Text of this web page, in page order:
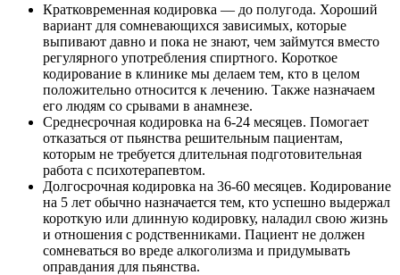
Кратковременная кодировка — до полугода. Хороший
вариант для сомневающихся зависимых, которые
выпивают давно и пока не знают, чем займутся вместо
регулярного употребления спиртного. Короткое
кодирование в клинике мы делаем тем, кто в целом
положительно относится к лечению. Также назначаем
его людям со срывами в анамнезе.
Среднесрочная кодировка на 6-24 месяцев. Помогает
отказаться от пьянства решительным пациентам,
которым не требуется длительная подготовительная
работа с психотерапевтом.
Долгосрочная кодировка на 36-60 месяцев. Кодирование
на 5 лет обычно назначается тем, кто успешно выдержал
короткую или длинную кодировку, наладил свою жизнь
и отношения с родственниками. Пациент не должен
сомневаться во вреде алкоголизма и придумывать
оправдания для пьянства.